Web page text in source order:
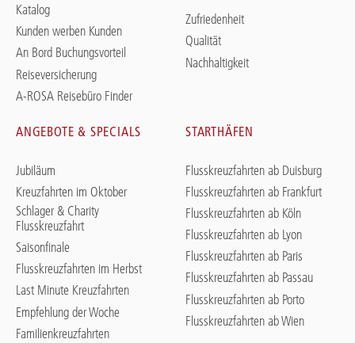
Katalog
Kunden werben Kunden
An Bord Buchungsvorteil
Reiseversicherung
A-ROSA Reisebüro Finder
Zufriedenheit
Qualität
Nachhaltigkeit
ANGEBOTE & SPECIALS
Jubiläum
Kreuzfahrten im Oktober
Schlager & Charity
Flusskreuzfahrt
Saisonfinale
Flusskreuzfahrten im Herbst
Last Minute Kreuzfahrten
Empfehlung der Woche
Familienkreuzfahrten
STARTHÄFEN
Flusskreuzfahrten ab Duisburg
Flusskreuzfahrten ab Frankfurt
Flusskreuzfahrten ab Köln
Flusskreuzfahrten ab Lyon
Flusskreuzfahrten ab Paris
Flusskreuzfahrten ab Passau
Flusskreuzfahrten ab Porto
Flusskreuzfahrten ab Wien